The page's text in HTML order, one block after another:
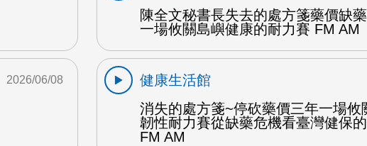
陳全文秘書長失去的處方箋藥價缺
一場攸關島嶼健康的耐力賽 FM AM
2026/06/08
健康生活館
消失的處方箋~停砍藥價三年一場攸
韌性耐力賽從缺藥危機看臺灣健保
FM AM